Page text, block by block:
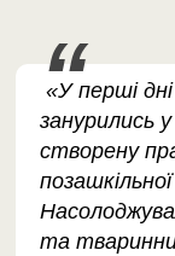
«У перші
занурились
створену
та